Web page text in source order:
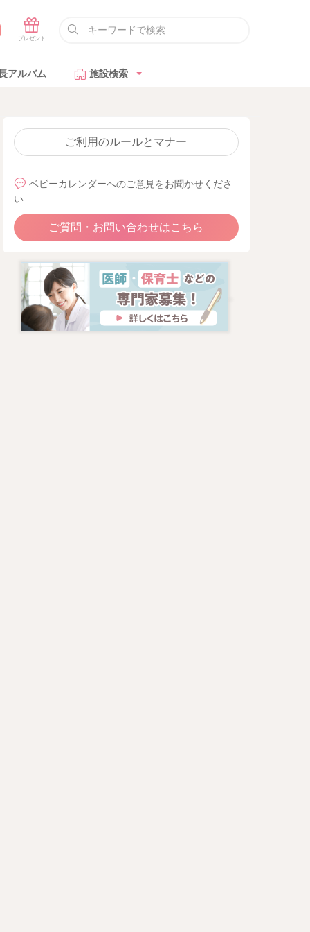
アルバム 施設検索
ご利用のルールとマナー
ベビーカレンダーへのご意見をお聞かせくださ
い
ご質問・お問い合わせはこちら